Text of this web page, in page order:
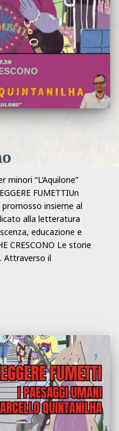
“L’Aquilone”
FUMETTIUn
insieme al
alla letteratura
educazione e
CRESCONO Le storie
Attraverso il